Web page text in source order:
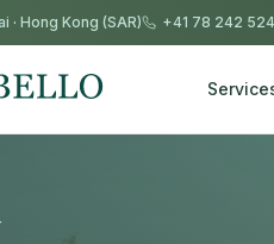
· Hong Kong (SAR) +41 78 242